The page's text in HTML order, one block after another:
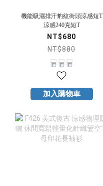
機能吸濕排汗豹紋街頭涼感短T
涼感240克短T
NT$680
NT$880
加入購物車